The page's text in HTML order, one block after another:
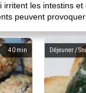
irritent les intestins
peuvent
40 min Déjeuner /